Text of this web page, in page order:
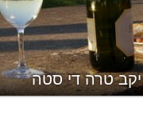
יקב טרה די סטה